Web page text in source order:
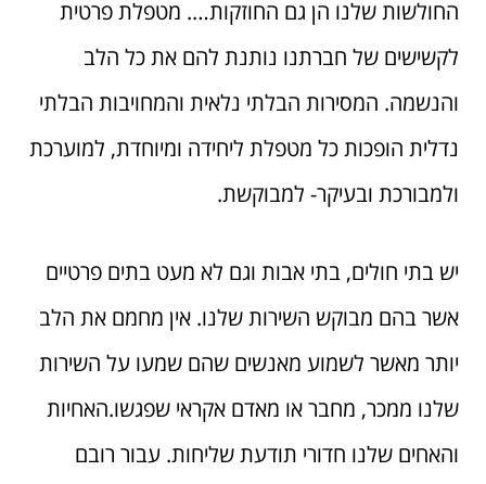
החולשות שלנו הן גם החוזקות…. מטפלת פרטית
לקשישים של חברתנו נותנת להם את כל הלב
והנשמה. המסירות הבלתי נלאית והמחויבות הבלתי
נדלית הופכות כל מטפלת ליחידה ומיוחדת, למוערכת
ולמבורכת ובעיקר- למבוקשת.
יש בתי חולים, בתי אבות וגם לא מעט בתים פרטיים
אשר בהם מבוקש השירות שלנו. אין מחמם את הלב
יותר מאשר לשמוע מאנשים שהם שמעו על השירות
שלנו ממכר, מחבר או מאדם אקראי שפגשו.האחיות
והאחים שלנו חדורי תודעת שליחות. עבור רובם